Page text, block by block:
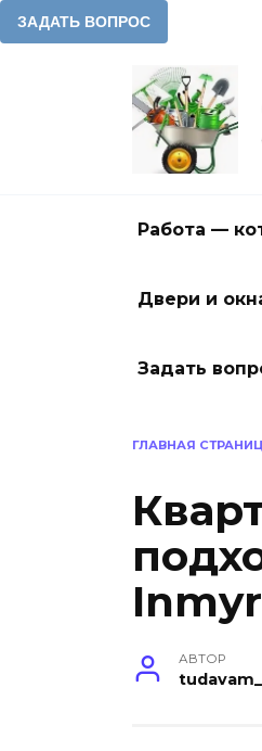
Работа —
Двери и
Задать
ГЛАВНАЯ
АВТОР